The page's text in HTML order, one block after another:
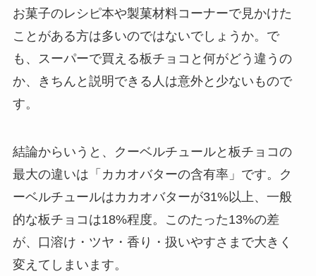
お菓子のレシピ本や製菓材料コーナーで見かけた
ことがある方は多いのではないでしょうか。で
も、スーパーで買える板チョコと何がどう違うの
か、きちんと説明できる人は意外と少ないもので
す。
結論からいうと、クーベルチュールと板チョコの
最大の違いは「カカオバターの含有率」です。ク
ーベルチュールはカカオバターが31%以上、一般
的な板チョコは18%程度。このたった13%の差
が、口溶け・ツヤ・香り・扱いやすさまで大きく
変えてしまいます。